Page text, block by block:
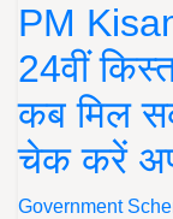
PM
24वीं
कब मिल
चेक करें
Government